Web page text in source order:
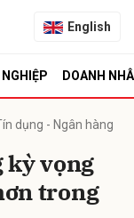
English
DOANH
dụng - Ngân hàng
kỳ vọng
trong